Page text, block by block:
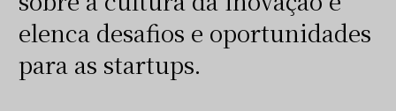
elenca desafios e oportunidades
para as startups.